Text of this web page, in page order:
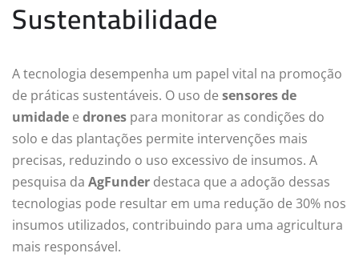
Sustentabilidade
A tecnologia desempenha um papel vital na promoção
de práticas sustentáveis. O uso de sensores de
umidade e drones para monitorar as condições do
solo e das plantações permite intervenções mais
precisas, reduzindo o uso excessivo de insumos. A
pesquisa da AgFunder destaca que a adoção dessas
tecnologias pode resultar em uma redução de 30% nos
insumos utilizados, contribuindo para uma agricultura
mais responsável.